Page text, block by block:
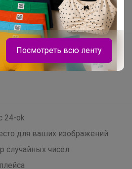
24-ok
для ваших изображений
случайных чисел
Посмотреть всю ленту